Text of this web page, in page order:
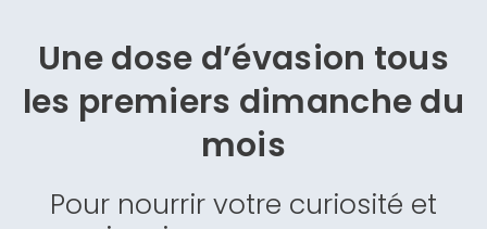
Une dose d’évasion tous
les premiers dimanche du
mois
Pour nourrir votre curiosité et